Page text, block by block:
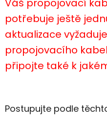
Váš propojovací
potřebuje ještě
aktualizace
propojovacího
připojte také k
Postupujte podle